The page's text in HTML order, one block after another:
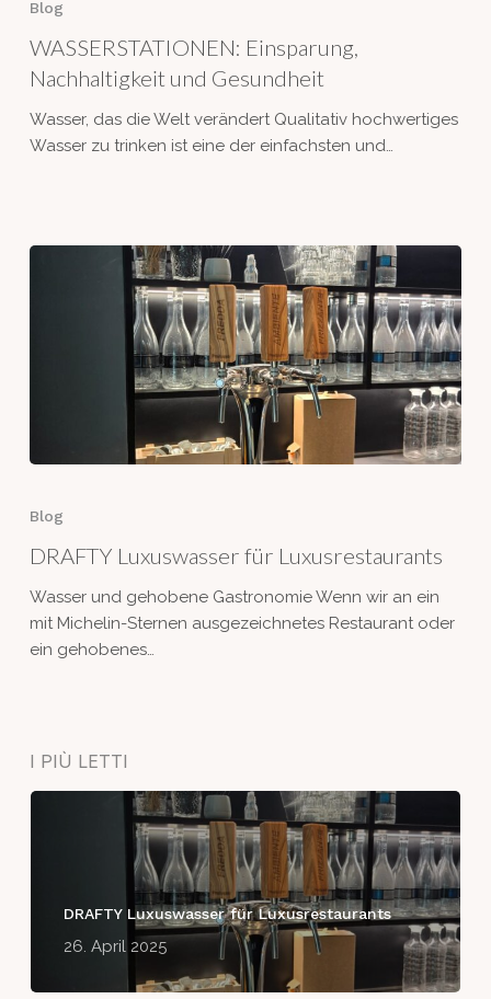
Nachhaltigkeit
und
Gesundheit
Blog
WASSERSTATIONEN: Einsparung,
Nachhaltigkeit und Gesundheit
Wasser, das die Welt verändert Qualitativ hochwertiges
Wasser zu trinken ist eine der einfachsten und…
Luxusrestaurants
Blog
DRAFTY Luxuswasser für Luxusrestaurants
Wasser und gehobene Gastronomie Wenn wir an ein
mit Michelin-Sternen ausgezeichnetes Restaurant oder
ein gehobenes…
I PIÙ LETTI
DRAFTY Luxuswasser für Luxusrestaurants
26. April 2025